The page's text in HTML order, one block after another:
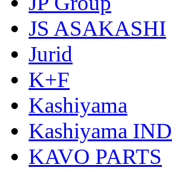
JS ASAKASHI
Jurid
K+F
Kashiyama
Kashiyama IND
KAVO PARTS